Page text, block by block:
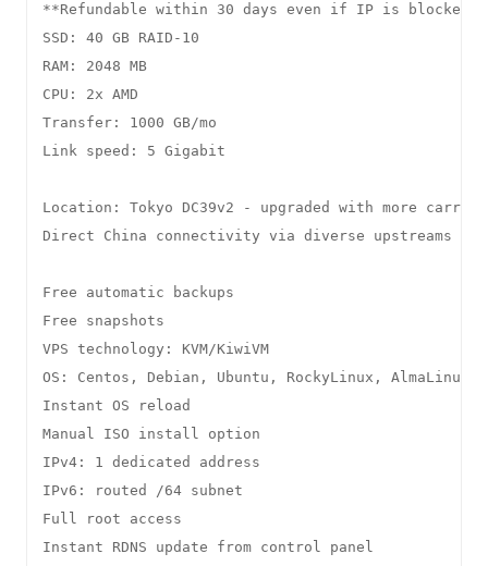
**Refundable within 30 days even if IP is blocked by
SSD: 40 GB RAID-10
RAM: 2048 MB
CPU: 2x AMD
Transfer: 1000 GB/mo
Link speed: 5 Gigabit
Location: Tokyo DC39v2 - upgraded with more
Direct China connectivity via diverse upstreams
Free automatic backups
Free snapshots
VPS technology: KVM/KiwiVM
OS: Centos, Debian, Ubuntu, RockyLinux, AlmaLinux
Instant OS reload
Manual ISO install option
IPv4: 1 dedicated address
IPv6: routed /64 subnet
Full root access
Instant RDNS update from control panel